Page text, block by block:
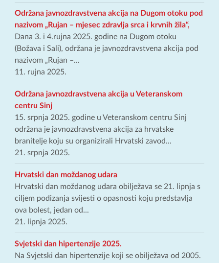
Održana javnozdravstvena akcija na Dugom otoku pod
nazivom „Rujan – mjesec zdravlja srca i krvnih žila“,
Dana 3. i 4.rujna 2025. godine na Dugom otoku
(Božava i Sali), održana je javnozdravstvena akcija pod
nazivom „Rujan –...
11. rujna 2025.
Održana javnozdravstvena akcija u Veteranskom
centru Sinj
15. srpnja 2025. godine u Veteranskom centru Sinj
održana je javnozdravstvena akcija za hrvatske
branitelje koju su organizirali Hrvatski zavod...
21. srpnja 2025.
Hrvatski dan moždanog udara
Hrvatski dan moždanog udara obilježava se 21. lipnja s
ciljem podizanja svijesti o opasnosti koju predstavlja
ova bolest, jedan od...
21. lipnja 2025.
Svjetski dan hipertenzije 2025.
Na Svjetski dan hipertenzije koji se obilježava od 2005.